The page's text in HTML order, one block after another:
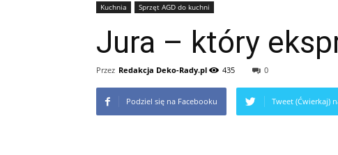
Kuchnia Sprzęt AGD do kuchni
Jura – który
Przez Redakcja Deko-Rady.pl 435 0
Podziel się na Facebooku Tweet (Ćwierkaj)